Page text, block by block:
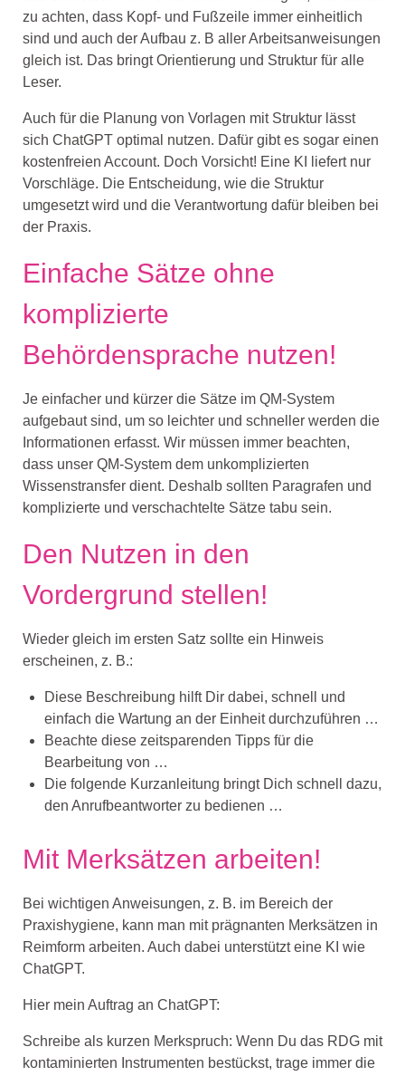
zu achten, dass Kopf- und Fußzeile immer einheitlich
sind und auch der Aufbau z. B aller Arbeitsanweisungen
gleich ist. Das bringt Orientierung und Struktur für alle
Leser.
Auch für die Planung von Vorlagen mit Struktur lässt
sich ChatGPT optimal nutzen. Dafür gibt es sogar einen
kostenfreien Account. Doch Vorsicht! Eine KI liefert nur
Vorschläge. Die Entscheidung, wie die Struktur
umgesetzt wird und die Verantwortung dafür bleiben bei
der Praxis.
Einfache Sätze ohne
komplizierte
Behördensprache nutzen!
Je einfacher und kürzer die Sätze im QM-System
aufgebaut sind, um so leichter und schneller werden die
Informationen erfasst. Wir müssen immer beachten,
dass unser QM-System dem unkomplizierten
Wissenstransfer dient. Deshalb sollten Paragrafen und
komplizierte und verschachtelte Sätze tabu sein.
Den Nutzen in den
Vordergrund stellen!
Wieder gleich im ersten Satz sollte ein Hinweis
erscheinen, z. B.:
Diese Beschreibung hilft Dir dabei, schnell und
einfach die Wartung an der Einheit durchzuführen …
Beachte diese zeitsparenden Tipps für die
Bearbeitung von …
Die folgende Kurzanleitung bringt Dich schnell dazu,
den Anrufbeantworter zu bedienen …
Mit Merksätzen arbeiten!
Bei wichtigen Anweisungen, z. B. im Bereich der
Praxishygiene, kann man mit prägnanten Merksätzen in
Reimform arbeiten. Auch dabei unterstützt eine KI wie
ChatGPT.
Hier mein Auftrag an ChatGPT:
Schreibe als kurzen Merkspruch: Wenn Du das RDG mit
kontaminierten Instrumenten bestückst, trage immer die